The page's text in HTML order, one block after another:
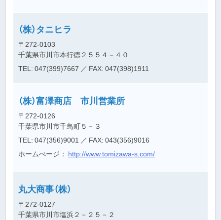
（株）タニヒラ
〒272-0103
千葉県市川市本行徳２５５４－４０
TEL: 047(399)7667 ／ FAX: 047(398)1911
（株）富澤商店 市川営業所
〒272-0126
千葉県市川市千鳥町５－３
TEL: 047(356)9001 ／ FAX: 043(356)9016
ホームぺージ： http://www.tomizawa-s.com/
丸大商事（株）
〒272-0127
千葉県市川市塩浜２－２５－２